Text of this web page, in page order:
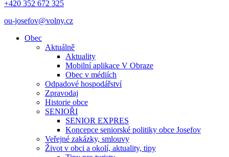
+420 352 672 325
ou-josefov@volny.cz
Obec
Aktuálně
Aktuality
Mobilní aplikace V Obraze
Obec v médiích
Odpadové hospodářství
Zpravodaj
Historie obce
SENIOŘI
SENIOR EXPRES
Koncepce seniorské politiky obce Josefov
Veřejné zakázky, smlouvy
Život v obci a okolí, aktuality, tipy